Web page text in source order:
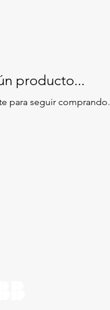
producto...
para seguir comprando.